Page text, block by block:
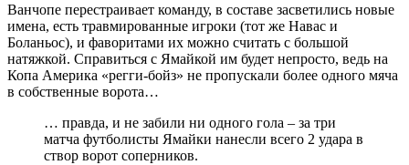
Ванчопе перестраивает команду, в составе засветились новые
имена, есть травмированные игроки (тот же Навас и
Боланьос), и фаворитами их можно считать с большой
натяжкой. Справиться с Ямайкой им будет непросто, ведь на
Копа Америка «регги-бойз» не пропускали более одного мяча
в собственные ворота…
… правда, и не забили ни одного гола – за три
матча футболисты Ямайки нанесли всего 2 удара в
створ ворот соперников.